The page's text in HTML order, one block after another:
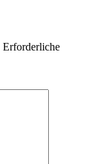
Erforderliche